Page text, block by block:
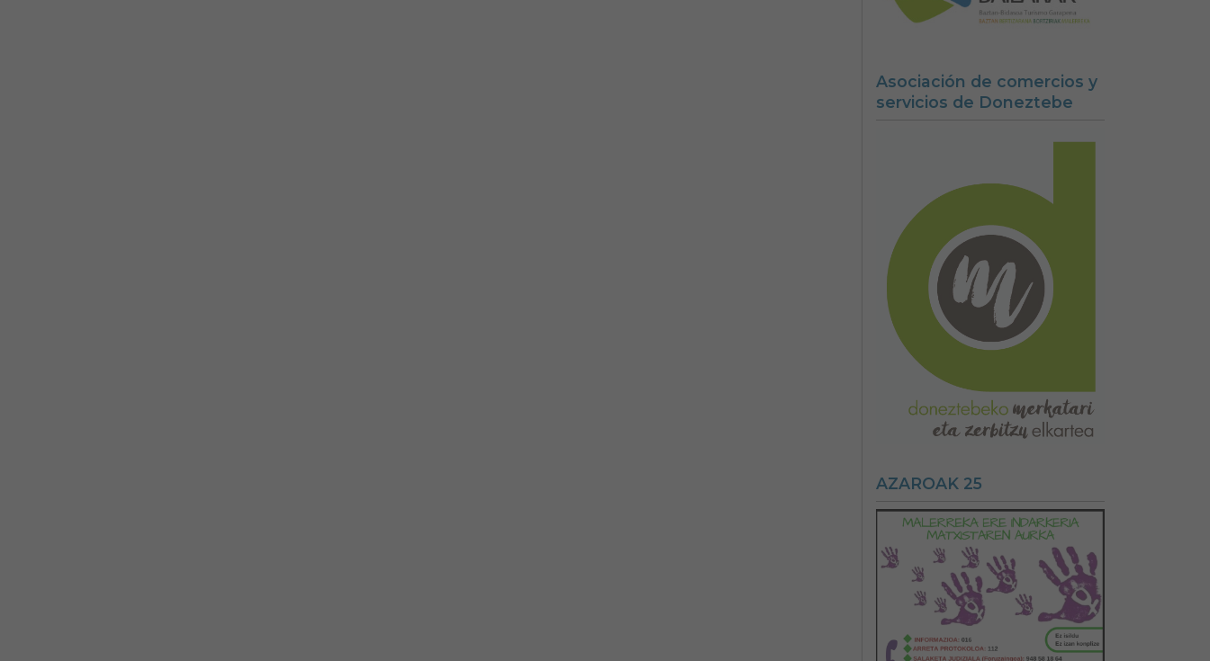
Asociación de comercios y
servicios de Doneztebe
AZAROAK 25